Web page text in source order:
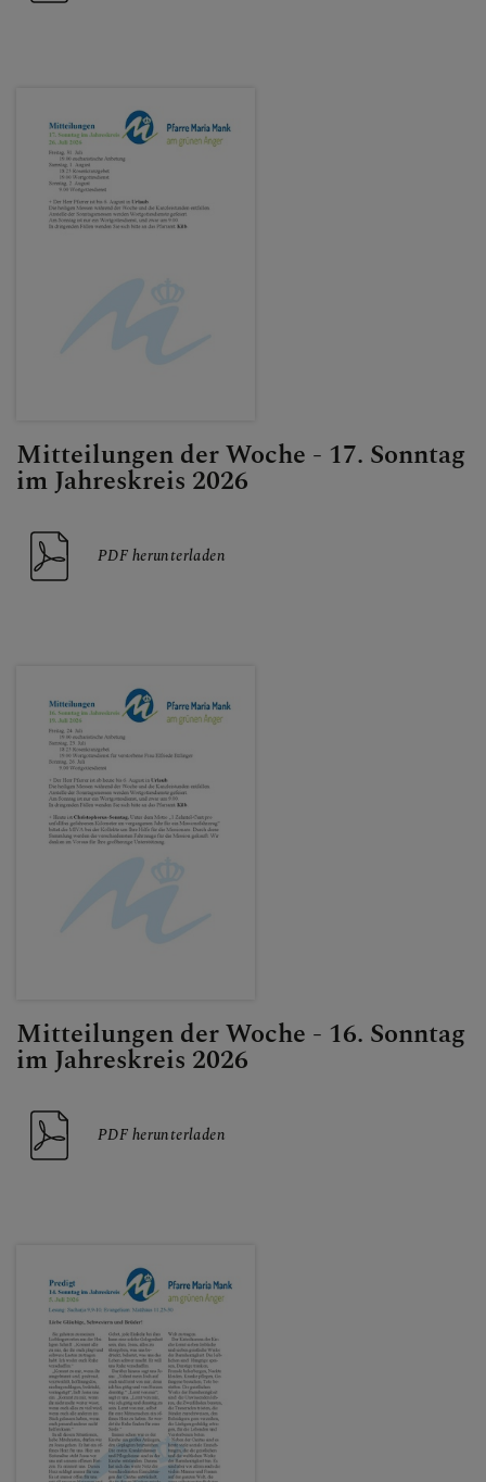
Mitteilungen der Woche - 17. Sonntag
im Jahreskreis 2026
PDF herunterladen
Mitteilungen der Woche - 16. Sonntag
im Jahreskreis 2026
PDF herunterladen